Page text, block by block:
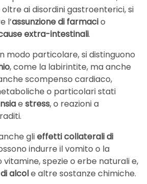
oltre ai disordini gastroenterici, si
l’assunzione di farmacio
extra-intestinali.
modo particolare, si distinguono
, come la labirintite, ma anche
scompenso cardiaco,
o particolari stati
e stress, o reazioni a
glieffetti collaterali di
indurre il vomito o la
vitamine, spezie o erbe naturali e,
alcole altre sostanze chimiche.